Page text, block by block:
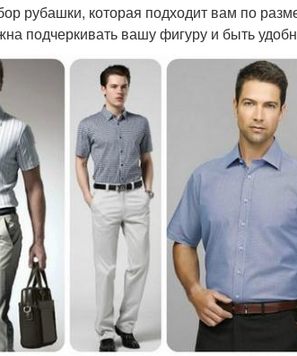
рубашки, которая подходит вам по
подчеркивать вашу фигуру и быть